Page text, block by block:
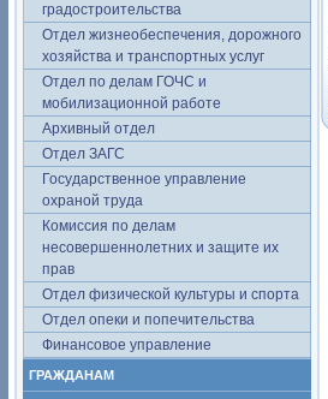
градостроительства
Отдел жизнеобеспечения, дорожного
хозяйства и транспортных услуг
Отдел по делам ГОЧС и
мобилизационной работе
Архивный отдел
Отдел ЗАГС
Государственное управление
охраной труда
Комиссия по делам
несовершеннолетних и защите их
прав
Отдел физической культуры и спорта
Отдел опеки и попечительства
Финансовое управление
ГРАЖДАНАМ